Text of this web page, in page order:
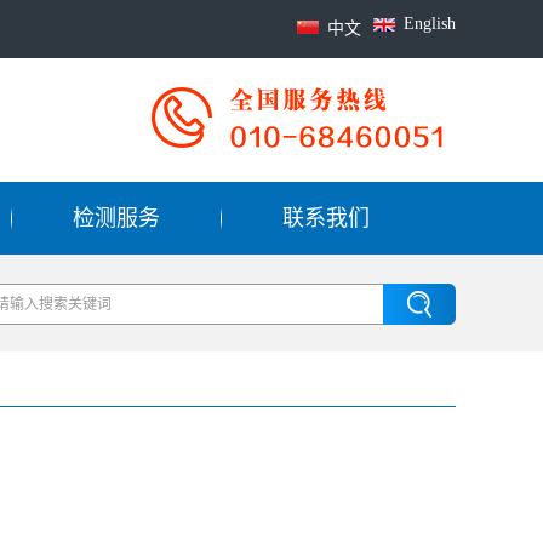
English
中文
检测服务 联系我们